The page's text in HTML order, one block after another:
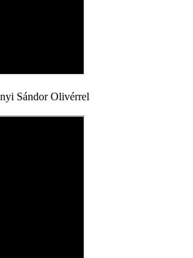
Sándor Olivérrel